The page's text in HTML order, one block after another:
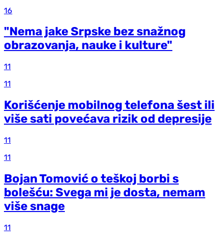
16
"Nema jake Srpske bez snažnog
obrazovanja, nauke i kulture"
11
11
Korišćenje mobilnog telefona šest ili
više sati povećava rizik od depresije
11
11
Bojan Tomović o teškoj borbi s
bolešću: Svega mi je dosta, nemam
više snage
11